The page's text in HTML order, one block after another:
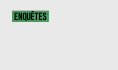
ENQUÊTES